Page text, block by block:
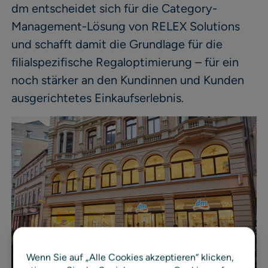
dm entscheidet sich für die Category-
Management-Lösung von RELEX Solutions
und schafft damit die Grundlage für die
filialspezifische Regaloptimierung – für ein
noch stärker an den Kundinnen und Kunden
ausgerichtetes Einkaufserlebnis.
Wenn Sie auf „Alle Cookies akzeptieren“ klicken,